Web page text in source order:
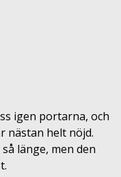
igen portarna, och
nästan helt nöjd.
länge, men den